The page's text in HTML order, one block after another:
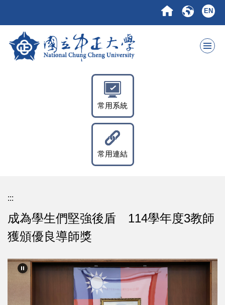
要
EN
常用系統
常用連結
:::
成為學生們堅強後盾 114學年度3教師
獲頒優良導師獎